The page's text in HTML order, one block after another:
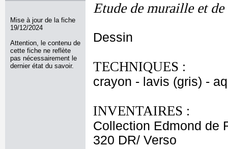
Mise à jour de la fiche
19/12/2024
Attention, le contenu de
cette fiche ne reflète
pas nécessairement le
dernier état du savoir.
Etude de muraille et de
Dessin
TECHNIQUES :
crayon - lavis (gris) -
INVENTAIRES :
Collection Edmond de
320 DR/ Verso